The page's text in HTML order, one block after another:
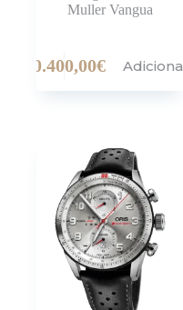
Muller Vangua
30.400,00€ Adicionar